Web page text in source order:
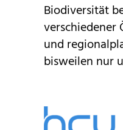
Biodiversität
verschiedener
und
bisweilen nur